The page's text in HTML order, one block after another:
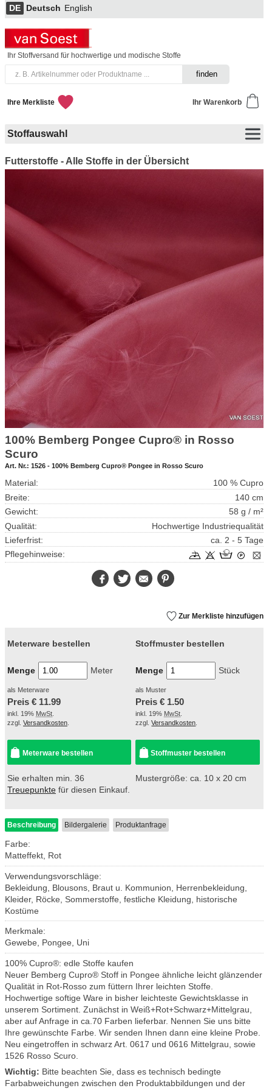
DE Deutsch English
Ihr Stoffversand für hochwertige und modische Stoffe
Ihr Warenkorb
Ihre Merkliste
Stoffauswahl
Futterstoffe - Alle Stoffe in der Übersicht
100% Bemberg Pongee Cupro® in Rosso
Scuro
Art. Nr.: 1526 - 100% Bemberg Cupro® Pongee in Rosso Scuro
Material:
100 % Cupro
Breite:
140 cm
Gewicht:
58 g / m²
Qualität:
Hochwertige Industriequalität
Lieferfrist:
ca. 2 - 5 Tage
Pflegehinweise:
FacebookTwitter E-
Mail
Zur Merkliste hinzufügen
Meterware bestellen
Menge Meter
als Meterware
Preis € 11.99
inkl. 19% MwSt
zzgl. Versandkosten
Meterware bestellen
Sie erhalten min. 36
Treuepunkte für diesen Einkauf.
Stoffmuster bestellen
Menge Stück
als Muster
Preis € 1.50
inkl. 19% MwSt
zzgl.Versandkosten
Stoffmuster bestellen
Mustergröße: ca. 10 x 20 cm
Beschreibung Bildergalerie Produktanfrage
Farbe:
Matteffekt, Rot
Verwendungsvorschläge:
Bekleidung, Blousons, Braut u. Kommunion, Herrenbekleidung,
Kleider, Röcke, Sommerstoffe, festliche Kleidung, historische
Kostüme
Merkmale:
Gewebe, Pongee, Uni
100% Cupro®: edle Stoffe kaufen
Neuer Bemberg Cupro® Stoff in Pongee ähnliche leicht glänzender
Qualität in Rot-Rosso zum füttern Ihrer leichten Stoffe.
Hochwertige softige Ware in bisher leichteste Gewichtsklasse in
unserem Sortiment. Zunächst in Weiß+Rot+Schwarz+Mittelgrau,
aber auf Anfrage in ca.70 Farben lieferbar. Nennen Sie uns bitte
Ihre gewünschte Farbe. Wir senden Ihnen dann eine kleine Probe.
Neu eingetroffen in schwarz Art. 0617 und 0616 Mittelgrau, sowie
1526 Rosso Scuro.
Wichtig: Bitte beachten Sie, dass es technisch bedingte
Farbabweichungen zwischen den Produktabbildungen und der